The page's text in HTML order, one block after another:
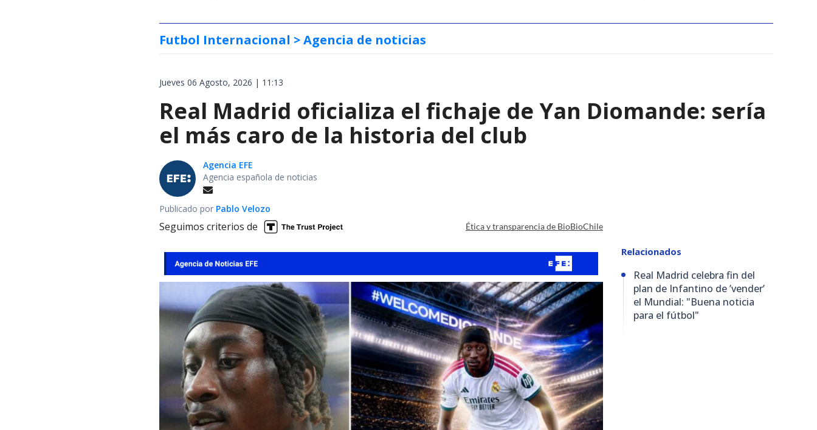
Futbol Internacional > Agencia de noticias
Jueves 06 Agosto, 2026 | 11:13
Real Madrid oficializa el fichaje de Yan Diomande: sería
el más caro de la historia del club
Agencia EFE
Agencia española de noticias
Publicado por Pablo Velozo
Seguimos criterios de Ética y transparencia de BioBioChile
Relacionados
Real Madrid celebra fin del
plan de Infantino de ’vender’
el Mundial: "Buena noticia
para el fútbol"